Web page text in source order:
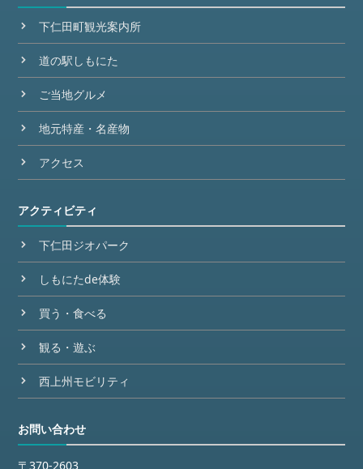
下仁田町観光案内所
道の駅しもにた
ご当地グルメ
地元特産・名産物
アクセス
アクティビティ
下仁田ジオパーク
しもにたde体験
買う・食べる
観る・遊ぶ
西上州モビリティ
お問い合わせ
〒370-2603